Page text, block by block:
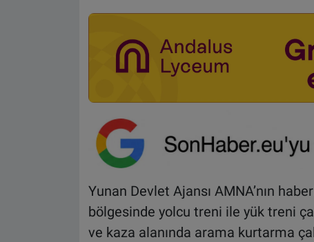
Yunan Devlet Ajansı AMNA’nın
bölgesinde yolcu treni ile yük treni
ve kaza alanında arama kurtarma